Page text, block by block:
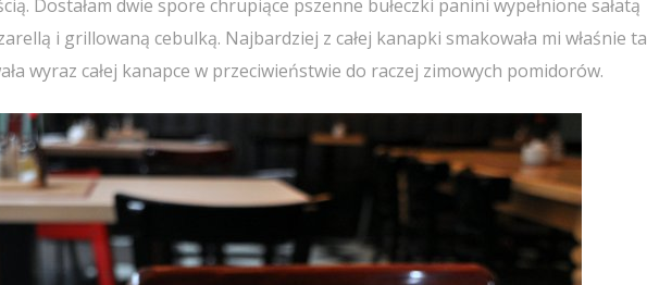
Dostałam dwie spore chrupiące pszenne bułeczki panini wypełnione sałatą
i grillowaną cebulką. Najbardziej z całej kanapki smakowała mi właśnie ta
wyraz całej kanapce w przeciwieństwie do raczej zimowych pomidorów.